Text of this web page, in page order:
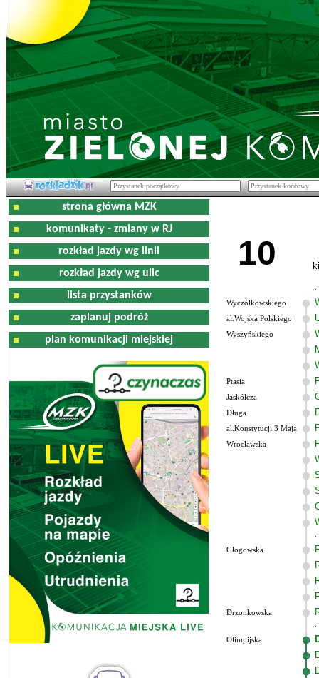
strona główna MZK
komunikaty - zmiany w RJ
rozkład jazdy wg linii
rozkład jazdy wg ulic
lista przystanków
zaplanuj podróż
plan komunikacji miejskiej
10
Wyczółkowskiego
al.Wojska Polskiego
Wyszyńskiego
Ptasia
Jaskółcza
Długa
al.Konstytucji 3 Maja
Wrocławska
Głogowska
Drzonkowska
Olimpijska